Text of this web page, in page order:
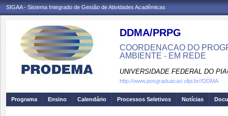
SIGAA - Sistema Integrado de Gestão de Atividades Acadêmicas
DDMA/PRPG
COORDENACAO DO
AMBIENTE - EM REDE
UNIVERSIDADE FEDERAL DO
http://www.posgraduacao.ufpi.br//DDMA
Programa Ensino Calendário Processos Seletivos Notícias